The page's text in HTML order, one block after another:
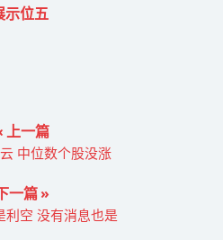
示位五
上一篇
中位数个股没涨
一篇 »
利空 没有消息也是